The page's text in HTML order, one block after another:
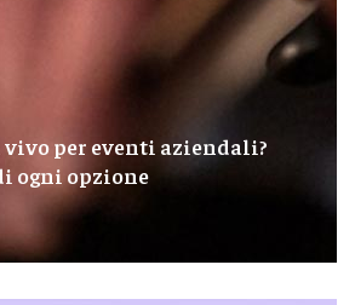
vivo per eventi aziendali?
ogni opzione